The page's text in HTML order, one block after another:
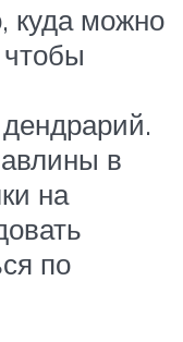
куда можно
в
на
по